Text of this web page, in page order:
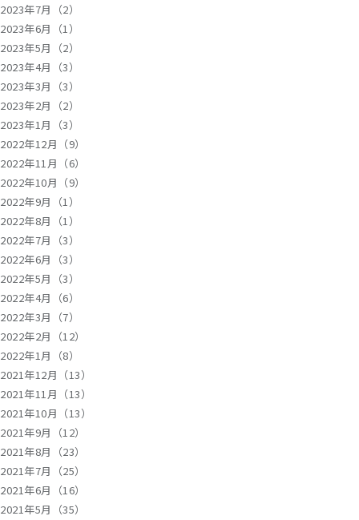
2023年7月（2）
2023年6月（1）
2023年5月（2）
2023年4月（3）
2023年3月（3）
2023年2月（2）
2023年1月（3）
2022年12月（9）
2022年11月（6）
2022年10月（9）
2022年9月（1）
2022年8月（1）
2022年7月（3）
2022年6月（3）
2022年5月（3）
2022年4月（6）
2022年3月（7）
2022年2月（12）
2022年1月（8）
2021年12月（13）
2021年11月（13）
2021年10月（13）
2021年9月（12）
2021年8月（23）
2021年7月（25）
2021年6月（16）
2021年5月（35）